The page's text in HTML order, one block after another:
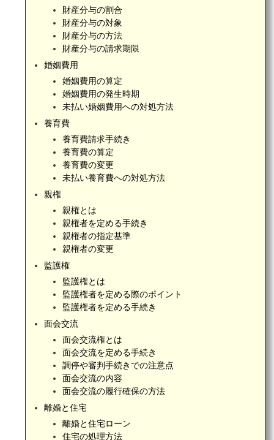
財産分与の割合
財産分与の対象
財産分与の方法
財産分与の請求期限
婚姻費用
婚姻費用の算定
婚姻費用の発生時期
未払い婚姻費用への対処方法
養育費
養育費請求手続き
養育費の算定
養育費の変更
未払い養育費への対処方法
親権
親権とは
親権者を定める手続き
親権者の指定基準
親権者の変更
監護権
監護権とは
監護権者を定める際のポイント
監護権者を定める手続き
面会交流
面会交流権とは
面会交流を定める手続き
調停や審判手続きでの注意点
面会交流の内容
面会交流の履行確保の方法
離婚と住宅
離婚と住宅ローン
住宅の処理方法